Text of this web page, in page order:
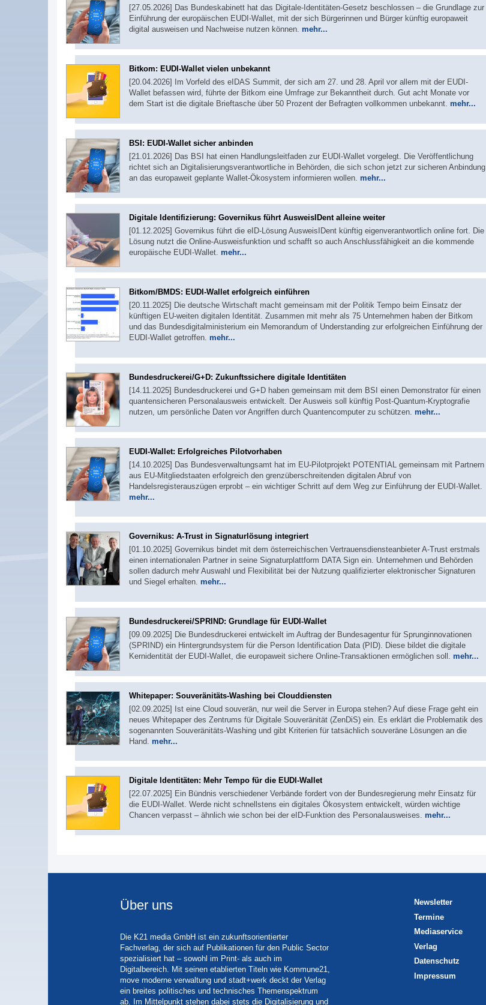
[27.05.2026] Das Bundeskabinett hat das Digitale-Identitäten-Gesetz beschlossen – die Grundlage zur
Einführung der europäischen EUDI-Wallet, mit der sich Bürgerinnen und Bürger künftig europaweit
digital ausweisen und Nachweise nutzen können. mehr...
Bitkom: EUDI-Wallet vielen unbekannt
[20.04.2026] Im Vorfeld des eIDAS Summit, der sich am 27. und 28. April vor allem mit der EUDI-
Wallet befassen wird, führte der Bitkom eine Umfrage zur Bekanntheit durch. Gut acht Monate vor
dem Start ist die digitale Brieftasche über 50 Prozent der Befragten vollkommen unbekannt. mehr...
BSI: EUDI-Wallet sicher anbinden
[21.01.2026] Das BSI hat einen Handlungsleitfaden zur EUDI-Wallet vorgelegt. Die Veröffentlichung
richtet sich an Digitalisierungsverantwortliche in Behörden, die sich schon jetzt zur sicheren Anbindung
an das europaweit geplante Wallet-Ökosystem informieren wollen. mehr...
Digitale Identifizierung: Governikus führt AusweisIDent alleine weiter
[01.12.2025] Governikus führt die eID-Lösung AusweisIDent künftig eigenverantwortlich online fort. Die
Lösung nutzt die Online-Ausweisfunktion und schafft so auch Anschlussfähigkeit an die kommende
europäische EUDI-Wallet. mehr...
Bitkom/BMDS: EUDI-Wallet erfolgreich einführen
[20.11.2025] Die deutsche Wirtschaft macht gemeinsam mit der Politik Tempo beim Einsatz der
künftigen EU-weiten digitalen Identität. Zusammen mit mehr als 75 Unternehmen haben der Bitkom
und das Bundesdigitalministerium ein Memorandum of Understanding zur erfolgreichen Einführung der
EUDI-Wallet getroffen. mehr...
Bundesdruckerei/G+D: Zukunftssichere digitale Identitäten
[14.11.2025] Bundesdruckerei und G+D haben gemeinsam mit dem BSI einen Demonstrator für einen
quantensicheren Personalausweis entwickelt. Der Ausweis soll künftig Post-Quantum-Kryptografie
nutzen, um persönliche Daten vor Angriffen durch Quantencomputer zu schützen. mehr...
EUDI-Wallet: Erfolgreiches Pilotvorhaben
[14.10.2025] Das Bundesverwaltungsamt hat im EU-Pilotprojekt POTENTIAL gemeinsam mit Partnern
aus EU-Mitgliedstaaten erfolgreich den grenzüberschreitenden digitalen Abruf von
Handelsregisterauszügen erprobt – ein wichtiger Schritt auf dem Weg zur Einführung der EUDI-Wallet.
mehr...
Governikus: A-Trust in Signaturlösung integriert
[01.10.2025] Governikus bindet mit dem österreichischen Vertrauensdiensteanbieter A-Trust erstmals
einen internationalen Partner in seine Signaturplattform DATA Sign ein. Unternehmen und Behörden
sollen dadurch mehr Auswahl und Flexibilität bei der Nutzung qualifizierter elektronischer Signaturen
und Siegel erhalten. mehr...
Bundesdruckerei/SPRIND: Grundlage für EUDI-Wallet
[09.09.2025] Die Bundesdruckerei entwickelt im Auftrag der Bundesagentur für Sprunginnovationen
(SPRIND) ein Hintergrundsystem für die Person Identification Data (PID). Diese bildet die digitale
Kernidentität der EUDI-Wallet, die europaweit sichere Online-Transaktionen ermöglichen soll. mehr...
Whitepaper: Souveränitäts-Washing bei Clouddiensten
[02.09.2025] Ist eine Cloud souverän, nur weil die Server in Europa stehen? Auf diese Frage geht ein
neues Whitepaper des Zentrums für Digitale Souveränität (ZenDiS) ein. Es erklärt die Problematik des
sogenannten Souveränitäts-Washing und gibt Kriterien für tatsächlich souveräne Lösungen an die
Hand. mehr...
Digitale Identitäten: Mehr Tempo für die EUDI-Wallet
[22.07.2025] Ein Bündnis verschiedener Verbände fordert von der Bundesregierung mehr Einsatz für
die EUDI-Wallet. Werde nicht schnellstens ein digitales Ökosystem entwickelt, würden wichtige
Chancen verpasst – ähnlich wie schon bei der eID-Funktion des Personalausweises. mehr...
Über uns
Die K21 media GmbH ist ein zukunftsorientierter
Fachverlag, der sich auf Publikationen für den Public Sector
spezialisiert hat – sowohl im Print- als auch im
Digitalbereich. Mit seinen etablierten Titeln wie Kommune21,
move moderne verwaltung und stadt+werk deckt der Verlag
ein breites politisches und technisches Themenspektrum
ab. Im Mittelpunkt stehen dabei stets die Digitalisierung und
Newsletter
Termine
Mediaservice
Verlag
Datenschutz
Impressum